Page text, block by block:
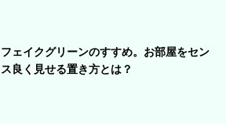
フェイクグリーンのすすめ。お部屋をセン
ス良く見せる置き方とは？